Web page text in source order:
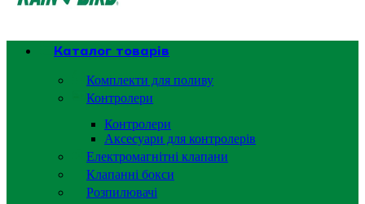
Каталог товарів
Комплекти для поливу
Контролери
Контролери
Аксесуари для контролерів
Електромагнітні клапани
Клапанні бокси
Розпилювачі